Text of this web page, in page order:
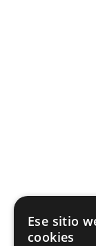
Ese sitio
cookies